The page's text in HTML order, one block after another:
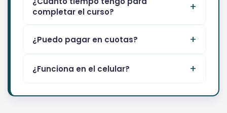
completar el curso?
¿Puedo pagar en cuotas?
¿Funciona en el celular?